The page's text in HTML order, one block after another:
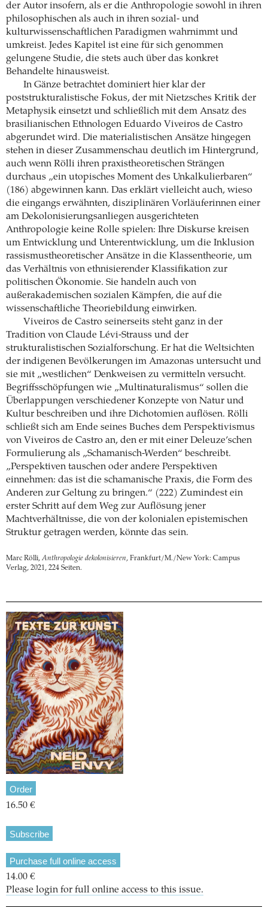
der Autor insofern, als er die Anthropologie sowohl in ihren
philosophischen als auch in ihren sozial- und
kulturwissenschaftlichen Paradigmen wahrnimmt und
umkreist. Jedes Kapitel ist eine für sich genommen
gelungene Studie, die stets auch über das konkret
Behandelte hinausweist.
In Gänze betrachtet dominiert hier klar der
poststrukturalistische Fokus, der mit Nietzsches Kritik der
Metaphysik einsetzt und schließlich mit dem Ansatz des
brasilianischen Ethnologen Eduardo Viveiros de Castro
abgerundet wird. Die materialistischen Ansätze hingegen
stehen in dieser Zusammenschau deutlich im Hintergrund,
auch wenn Rölli ihren praxistheoretischen Strängen
durchaus „ein utopisches Moment des Unkalkulierbaren“
(186) abgewinnen kann. Das erklärt vielleicht auch, wieso
die eingangs erwähnten, disziplinären Vorläuferinnen einer
am Dekolonisierungsanliegen ausgerichteten
Anthropologie keine Rolle spielen: Ihre Diskurse kreisen
um Entwicklung und Unterentwicklung, um die Inklusion
rassismustheoretischer Ansätze in die Klassentheorie, um
das Verhältnis von ethnisierender Klassifikation zur
politischen Ökonomie. Sie handeln auch von
außerakademischen sozialen Kämpfen, die auf die
wissenschaftliche Theoriebildung einwirken.
Viveiros de Castro seinerseits steht ganz in der
Tradition von Claude Lévi-Strauss und der
strukturalistischen Sozialforschung. Er hat die Weltsichten
der indigenen Bevölkerungen im Amazonas untersucht und
sie mit „westlichen“ Denkweisen zu vermitteln versucht.
Begriffsschöpfungen wie „Multinaturalismus“ sollen die
Überlappungen verschiedener Konzepte von Natur und
Kultur beschreiben und ihre Dichotomien auflösen. Rölli
schließt sich am Ende seines Buches dem Perspektivismus
von Viveiros de Castro an, den er mit einer Deleuze’schen
Formulierung als „Schamanisch-Werden“ beschreibt.
„Perspektiven tauschen oder andere Perspektiven
einnehmen: das ist die schamanische Praxis, die Form des
Anderen zur Geltung zu bringen.“ (222) Zumindest ein
erster Schritt auf dem Weg zur Auflösung jener
Machtverhältnisse, die von der kolonialen epistemischen
Struktur getragen werden, könnte das sein.
Marc Rölli, Anthropologie dekolonisieren, Frankfurt/M./New York: Campus
Verlag, 2021, 224 Seiten.
Order
16.50 €
Subscribe
Purchase full online access
14.00 €
Please login for full online access to this issue.